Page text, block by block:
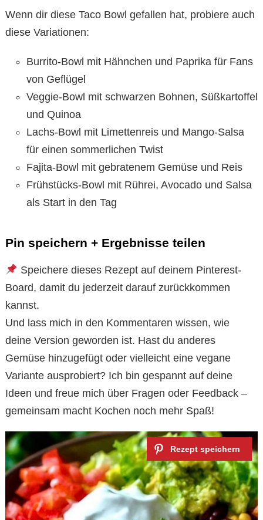
Wenn dir diese Taco Bowl gefallen hat, probiere auch
diese Variationen:
Burrito-Bowl mit Hähnchen und Paprika für Fans
von Geflügel
Veggie-Bowl mit schwarzen Bohnen, Süßkartoffel
und Quinoa
Lachs-Bowl mit Limettenreis und Mango-Salsa
für einen sommerlichen Twist
Fajita-Bowl mit gebratenem Gemüse und Reis
Frühstücks-Bowl mit Rührei, Avocado und Salsa
als Start in den Tag
Pin speichern + Ergebnisse teilen
Speichere dieses Rezept auf deinem Pinterest-
Board, damit du jederzeit darauf zurückkommen
kannst.
Und lass mich in den Kommentaren wissen, wie
deine Version geworden ist. Hast du anderes
Gemüse hinzugefügt oder vielleicht eine vegane
Variante ausprobiert? Ich bin gespannt auf deine
Ideen und freue mich über Fragen oder Feedback –
gemeinsam macht Kochen noch mehr Spaß!